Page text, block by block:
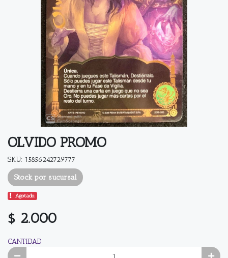
OLVIDO PROMO
SKU: 15856242729777
Stock por sucursal
Agotado.
$ 2.000
CANTIDAD